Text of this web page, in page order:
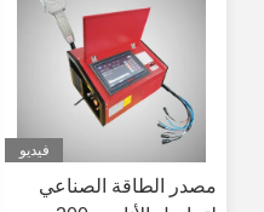
فيديو
مصدر الطاقة الصناعي